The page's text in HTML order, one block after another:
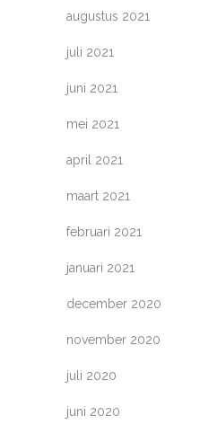
augustus 2021
juli 2021
juni 2021
mei 2021
april 2021
maart 2021
februari 2021
januari 2021
december 2020
november 2020
juli 2020
juni 2020